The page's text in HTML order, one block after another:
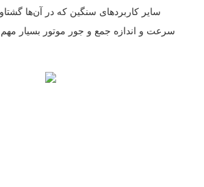
سایر کاربردهای سنگین که در آن‌ها
سرعت و اندازه جمع و جور موتور بسیار